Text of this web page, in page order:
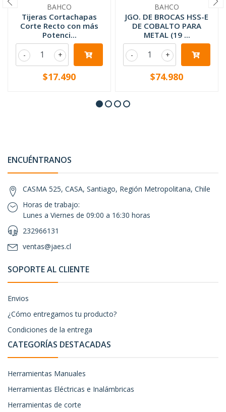
BAHCO
Tijeras Cortachapas
Corte Recto con más
Potenci...
+
-
$17.490
BAHCO
JGO. DE BROCAS HSS-E
DE COBALTO PARA
METAL (19 ...
+
-
$74.980
ENCUÉNTRANOS
CASMA 525, CASA, Santiago, Región Metropolitana, Chile
Horas de trabajo:
Lunes a Viernes de 09:00 a 16:30 horas
232966131
ventas@jaes.cl
SOPORTE AL CLIENTE
Envios
¿Cómo entregamos tu producto?
Condiciones de la entrega
CATEGORÍAS DESTACADAS
Herramientas Manuales
Herramientas Eléctricas e Inalámbricas
Herramientas de corte